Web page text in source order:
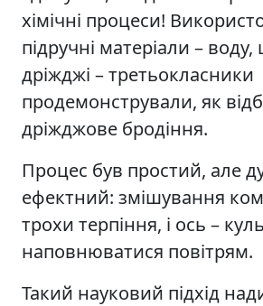
хімічні процеси!
підручні матеріали – воду,
дріжджі – третьокласники
продемонстрували, як
дріжджове бродіння.
Процес був простий, але
ефектний: змішування
трохи терпіння, і ось –
наповнюватися повітрям.
Такий науковий підхід